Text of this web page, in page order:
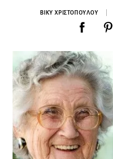
ΒΙΚΥ ΧΡΙΣΤΟΠΟΥΛΟΥ